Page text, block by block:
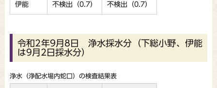
伊能 不検出（0.7） 不検出（0.7）
令和2年9月8日 浄水採水分（下総小野、伊能
は9月2日採水分）
浄水（浄配水場内蛇口）の検査結果表